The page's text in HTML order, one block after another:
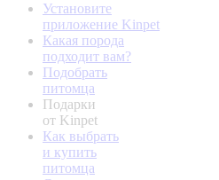
Установите
приложение Kinpet
Какая порода
подходит вам?
Подобрать
питомца
Подарки
от Kinpet
Как выбрать
и купить
питомца